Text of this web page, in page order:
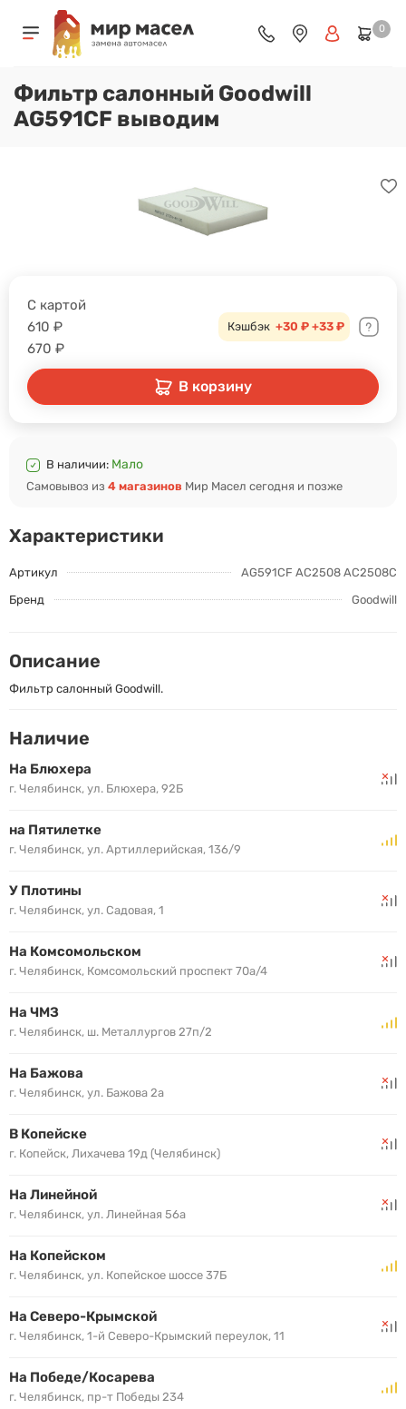
0
Фильтр салонный Goodwill
AG591CF выводим
Характеристики
Артикул
AG591CF AC2508 AC2508C
Бренд
Goodwill
Описание
Фильтр салонный Goodwill.
С картой
610 ₽
670 ₽
Кэшбэк +30 ₽ +33 ₽
В корзину
В наличии: Мало
Самовывоз из 4 магазинов Мир Масел сегодня и позже
Наличие
На Блюхера
г. Челябинск, ул. Блюхера, 92Б
на Пятилетке
г. Челябинск, ул. Артиллерийская, 136/9
У Плотины
г. Челябинск, ул. Садовая, 1
На Комсомольском
г. Челябинск, Комсомольский проспект 70а/4
На ЧМЗ
г. Челябинск, ш. Металлургов 27п/2
На Бажова
г. Челябинск, ул. Бажова 2а
В Копейске
г. Копейск, Лихачева 19д (Челябинск)
На Линейной
г. Челябинск, ул. Линейная 56а
На Копейском
г. Челябинск, ул. Копейское шоссе 37Б
На Северо-Крымской
г. Челябинск, 1-й Северо-Крымский переулок, 11
На Победе/Косарева
г. Челябинск, пр-т Победы 234